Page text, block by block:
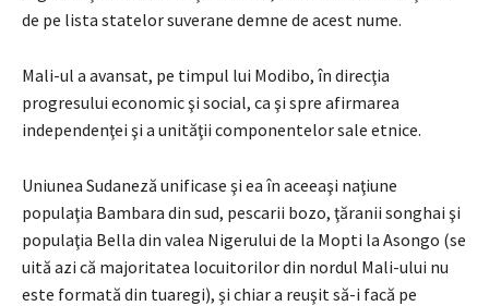
de pe lista statelor suverane demne de acest nume.
Mali-ul a avansat, pe timpul lui Modibo, în direcţia
progresului economic şi social, ca şi spre afirmarea
independenţei şi a unităţii componentelor sale etnice.
Uniunea Sudaneză unificase şi ea în aceeaşi naţiune
populaţia Bambara din sud, pescarii bozo, ţăranii songhai şi
populaţia Bella din valea Nigerului de la Mopti la Asongo (se
uită azi că majoritatea locuitorilor din nordul Mali-ului nu
este formată din tuaregi), şi chiar a reuşit să-i facă pe